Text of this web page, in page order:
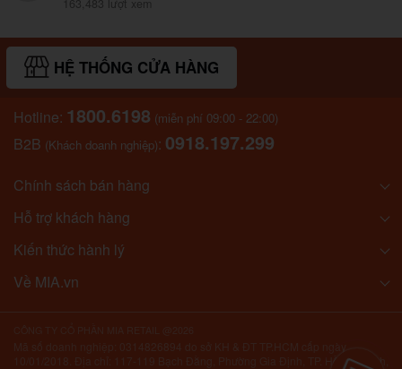
163,483 lượt xem
HỆ THỐNG CỬA HÀNG
Hotline: 1800.6198 (miễn phí 09:00 - 22:00)
B2B (Khách doanh nghiệp): 0918.197.299
Chính sách bán hàng
Hỗ trợ khách hàng
Kiến thức hành lý
Về MIA.vn
10/01/2018. Địa chỉ: 117-119 Bạch Đằng, Phường Gia Định, TP. Hồ Chí Minh,